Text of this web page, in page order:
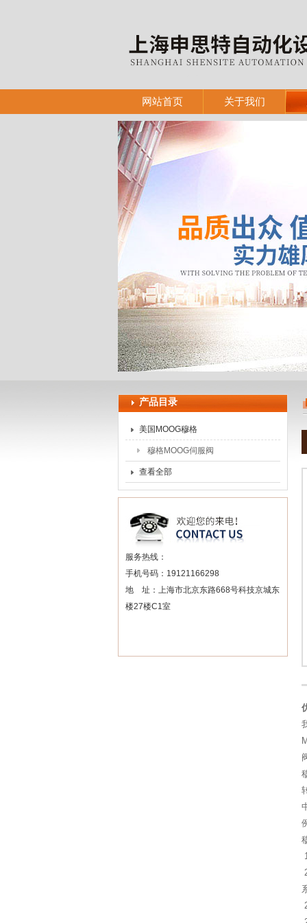
上海申思特自动化设备有限公司
网站首页 关于我们
产品目录
美国MOOG穆格
穆格MOOG伺服阀
查看全部
服务热线：
手机号码：19121166298
地 址：上海市北京东路668号科技京城东
楼27楼C1室